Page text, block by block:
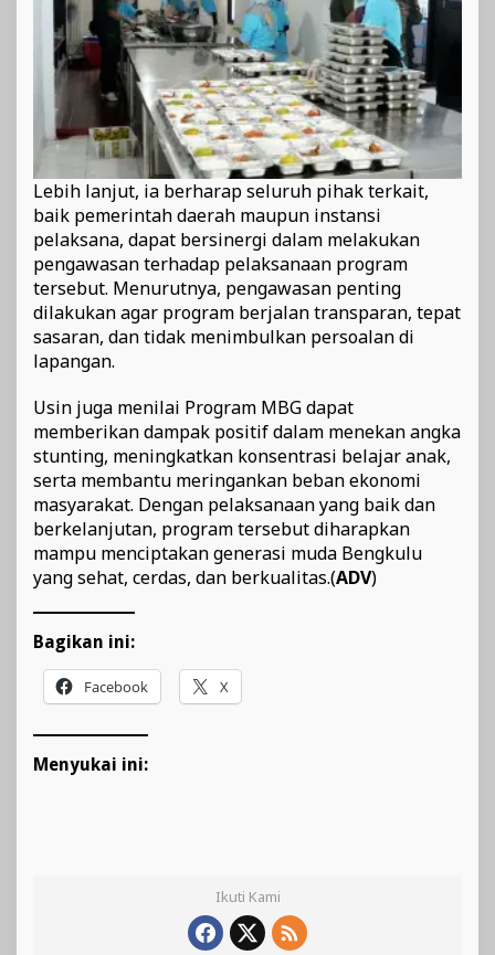
Lebih lanjut, ia berharap seluruh pihak terkait,
baik pemerintah daerah maupun instansi
pelaksana, dapat bersinergi dalam melakukan
pengawasan terhadap pelaksanaan program
tersebut. Menurutnya, pengawasan penting
dilakukan agar program berjalan transparan, tepat
sasaran, dan tidak menimbulkan persoalan di
lapangan.
Usin juga menilai Program MBG dapat
memberikan dampak positif dalam menekan angka
stunting, meningkatkan konsentrasi belajar anak,
serta membantu meringankan beban ekonomi
masyarakat. Dengan pelaksanaan yang baik dan
berkelanjutan, program tersebut diharapkan
mampu menciptakan generasi muda Bengkulu
yang sehat, cerdas, dan berkualitas.(ADV)
Bagikan ini:
Facebook X
Menyukai ini:
Ikuti Kami